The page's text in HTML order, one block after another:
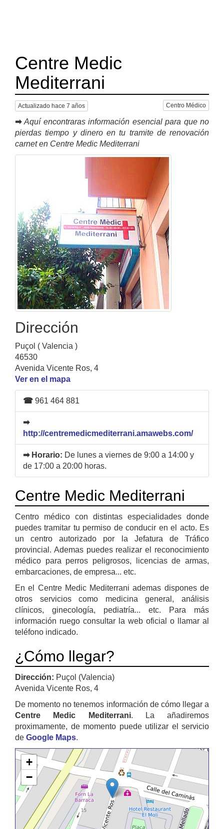
Centre Medic
Mediterrani
Actualizado hace 7 años Centro Médico
➡ Aquí encontraras información esencial para que no
pierdas tiempo y dinero en tu tramite de renovación
carnet en Centre Medic Mediterrani
Dirección
Puçol ( Valencia )
46530
Avenida Vicente Ros, 4
Ver en el mapa
☎ 961 464 881
➡
http://centremedicmediterrani.amawebs.com/
➡ Horario: De lunes a viernes de 9:00 a 14:00 y
de 17:00 a 20:00 horas.
Centre Medic Mediterrani
Centro médico con distintas especialidades donde
puedes tramitar tu permiso de conducir en el acto. Es
un centro autorizado por la Jefatura de Tráfico
provincial. Ademas puedes realizar el reconocimiento
médico para perros peligrosos, licencias de armas,
embarcaciones, de empresa... etc.
En el Centre Medic Mediterrani ademas dispones de
otros servicios como medicina general, análisis
clínicos, ginecología, pediatría... etc. Para más
información ruego consultar la web oficial o llamar al
teléfono indicado.
¿Cómo llegar?
Dirección: Puçol (Valencia)
Avenida Vicente Ros, 4
De momento no tenemos información de cómo llegar a
Centre Medic Mediterrani. La añadiremos
proximamente, de momento puede utilizar el servicio
de Google Maps.
+
−